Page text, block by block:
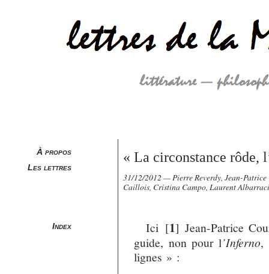
À propos
Les lettres
Index
« La circonstance rôde,
31/12/2012 — Pierre Reverdy, Jean-
Caillois, Cristina Campo, Laurent
Ici [1] Jean-Patrice
guide, non pour l’Inferno,
lignes » :